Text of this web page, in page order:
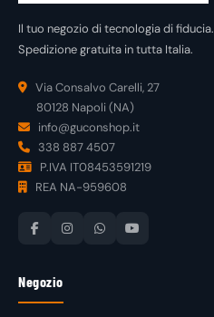
Il tuo negozio di tecnologia di fiducia.
Spedizione gratuita in tutta Italia.
Via Consalvo Carelli, 27
80128 Napoli (NA)
info@guconshop.it
338 887 4507
P.IVA IT08453591219
REA NA-959608
Negozio